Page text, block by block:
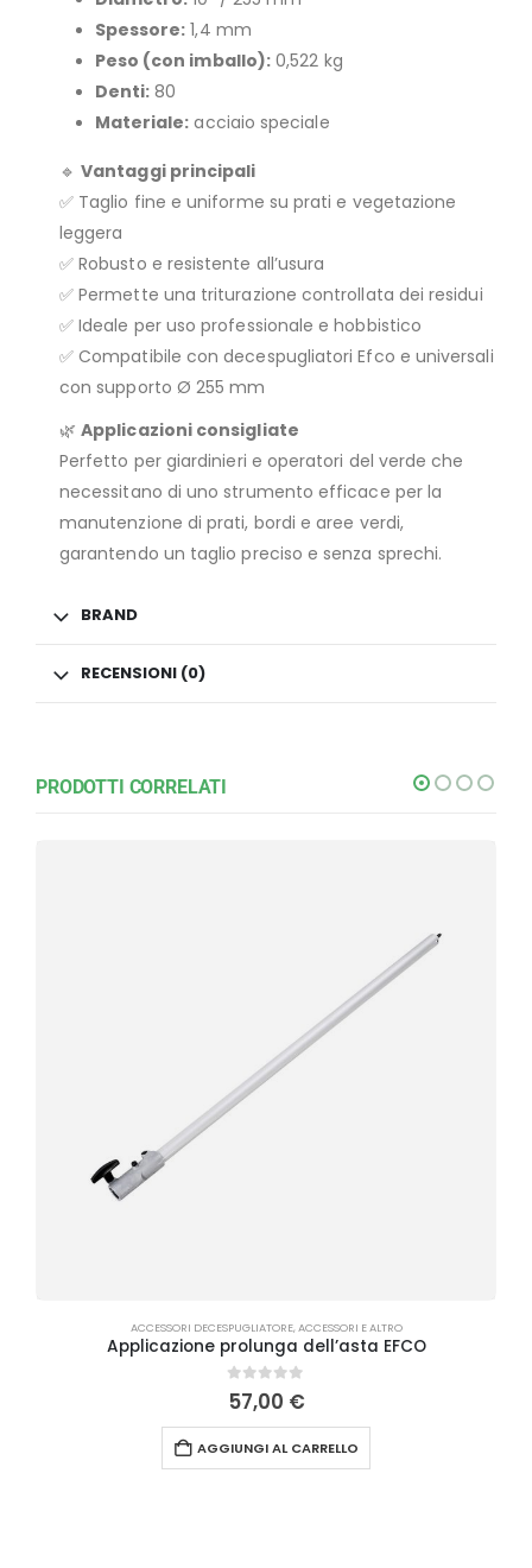
Spessore: 1,4 mm
Peso (con imballo): 0,522 kg
Denti: 80
Materiale: acciaio speciale
🔹Vantaggi principali
✅ Taglio fine e uniforme su prati e vegetazione
leggera
✅ Robusto e resistente all’usura
✅ Permette una triturazione controllata dei residui
✅ Ideale per uso professionale e hobbistico
✅ Compatibile con decespugliatori Efco e universali
con supporto Ø 255 mm
🌿Applicazioni consigliate
Perfetto per giardinieri e operatori del verde che
necessitano di uno strumento efficace per la
manutenzione di prati, bordi e aree verdi,
garantendo un taglio preciso e senza sprechi.
BRAND
RECENSIONI (0)
PRODOTTI CORRELATI
ACCESSORI DECESPUGLIATORE,ACCESSORI E ALTRO
Applicazione prolunga dell’asta EFCO
0Su 5
57,00 €
AGGIUNGI AL CARRELLO